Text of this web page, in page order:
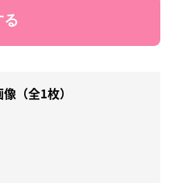
（全1枚）